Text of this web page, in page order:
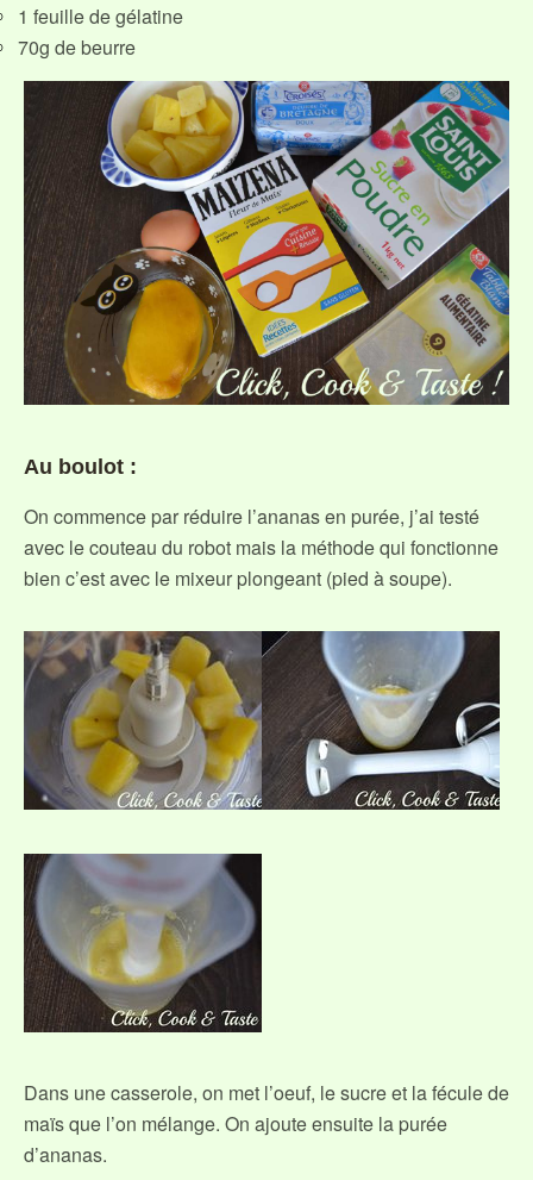
1 feuille de gélatine
70g de beurre
Au boulot :
On commence par réduire l’ananas en purée, j’ai testé
avec le couteau du robot mais la méthode qui fonctionne
bien c’est avec le mixeur plongeant (pied à soupe).
Dans une casserole, on met l’oeuf, le sucre et la fécule de
maïs que l’on mélange. On ajoute ensuite la purée
d’ananas.